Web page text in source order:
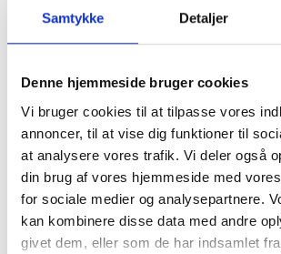
Samtykke Detaljer
Denne hjemmeside bruger cookies
Vi bruger cookies til at tilpasse vores
annoncer, til at vise dig funktioner til
at analysere vores trafik. Vi deler også
din brug af vores hjemmeside med
for sociale medier og analysepartnere.
kan kombinere disse data med andre
givet dem, eller som de har indsamlet
Samarbejde og Udvikling
I BL’s afdeling for Samarbejde og
boligområder. Det gør vi ved sikre, at BL og
sektor er repræsenteret og kendt i
strategiske samarbejder og alliancer. Vi
afvikler konferencer og events. Vi har
forhold, sundhed og trivsel, demokrati og
de boligsociale indsatser.